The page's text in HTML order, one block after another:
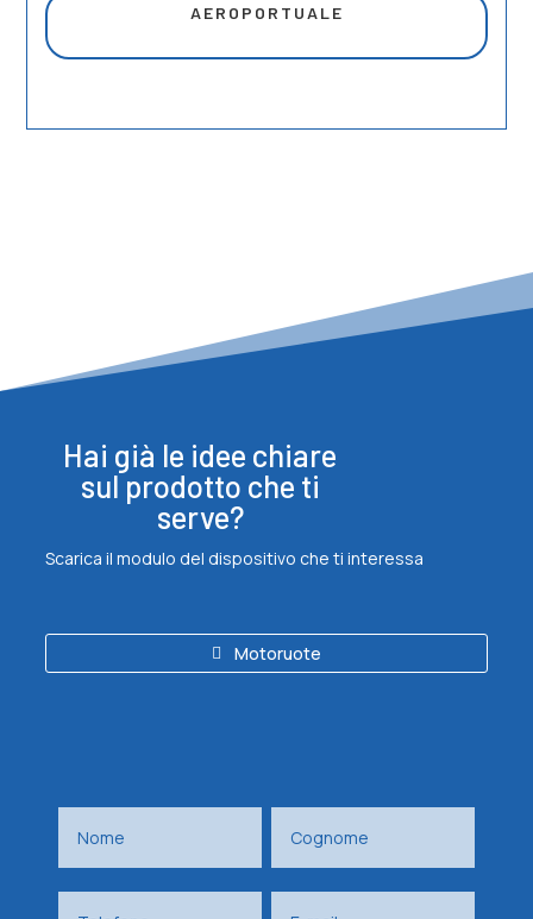
AEROPORTUALE
Hai già le idee chiare
sul prodotto che ti
serve?
Scarica il modulo del dispositivo che ti interessa
Motoruote